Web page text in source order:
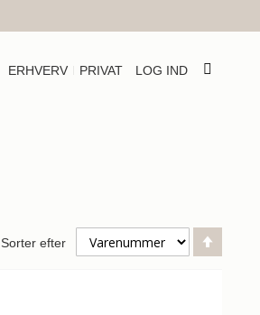
LOG IND
ERHVERV PRIVAT
Sorter efter
orden